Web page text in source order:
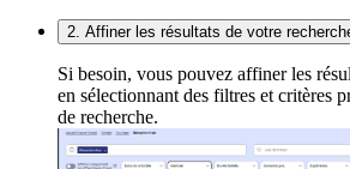
2. Affiner les résultats de votre
Si besoin, vous pouvez affiner les
en sélectionnant des filtres et critères
de recherche.